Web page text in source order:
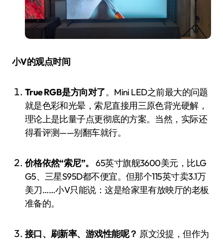
小V的观点时间
True RGB是方向对了。Mini LED之前最大的问题
就是色彩和光晕，索尼直接用三原色背光硬解，
理论上是比量子点更彻底的方案。当然，实际还
得看评测——别翻车就行。
价格依然“索尼”。
65英寸旗舰3600美元，比LG
G5、三星S95D都不便宜。但那个115英寸卖3.1万
美刀……小V只能说：这是给家里有放映厅的老板
准备的。
接口、刷新率、游戏性能呢？ 原文没提，但作为